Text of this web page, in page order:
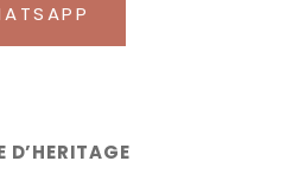
D’HERITAGE